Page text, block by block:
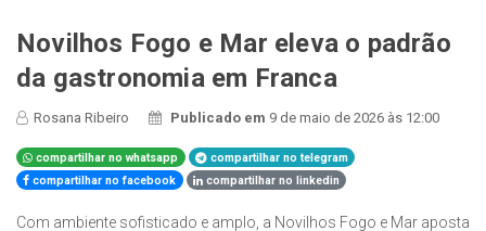
Novilhos Fogo e Mar eleva o padrão
da gastronomia em Franca
Rosana Ribeiro Publicado em 9 de maio de 2026 às 12:00
compartilhar no whatsapp
compartilhar no telegram
compartilhar no facebook
compartilhar no linkedin
Com ambiente sofisticado e amplo, a Novilhos Fogo e Mar aposta